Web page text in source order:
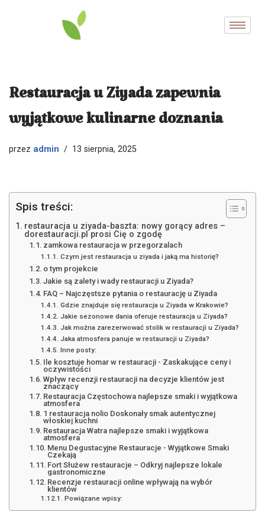
Restauracja u Ziyada zapewnia
wyjątkowe kulinarne doznania
przez admin 13 sierpnia, 2025
Spis treści:
restauracja u ziyada-baszta: nowy gorący adres –
dorestauracji.pl prosi Cię o zgodę
zamkowa restauracja w przegorzalach
Czym jest restauracja u ziyada i jaką ma historię?
o tym projekcie
Jakie są zalety i wady restauracji u Ziyada?
FAQ – Najczęstsze pytania o restaurację u Ziyada
Gdzie znajduje się restauracja u Ziyada w Krakowie?
Jakie sezonowe dania oferuje restauracja u Ziyada?
Jak można zarezerwować stolik w restauracji u Ziyada?
Jaka atmosfera panuje w restauracji u Ziyada?
Inne posty:
Ile kosztuje homar w restauracji - Zaskakujące ceny i
oczywistości
Wpływ recenzji restauracji na decyzje klientów jest
znaczący
Restauracja Częstochowa najlepsze smaki i wyjątkowa
atmosfera
1 restauracja nolio Doskonały smak autentycznej
włoskiej kuchni
Restauracja Watra najlepsze smaki i wyjątkowa
atmosfera
Menu Degustacyjne Restauracje - Wyjątkowe Smaki
Czekają
Fort Służew restauracje – Odkryj najlepsze lokale
gastronomiczne
Recenzje restauracji online wpływają na wybór
klientów
Powiązane wpisy: